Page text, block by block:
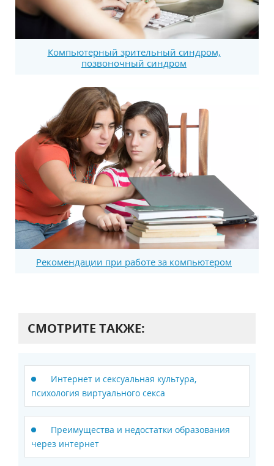
Компьютерный зрительный синдром,
позвоночный синдром
Рекомендации при работе за компьютером
СМОТРИТЕ ТАКЖЕ:
Интернет и сексуальная культура,
психология виртуального секса
Преимущества и недостатки образования
через интернет